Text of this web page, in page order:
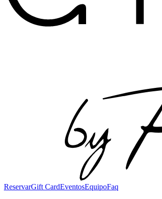
ReservarGift CardEventosEquipoFaq